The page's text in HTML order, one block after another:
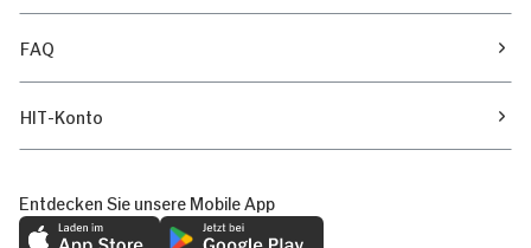
FAQ
HIT-Konto
Entdecken Sie unsere Mobile App